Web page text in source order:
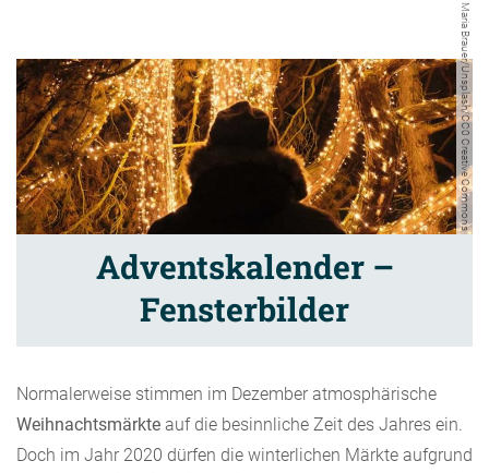
Maria Brauer/Unsplash/CC0 Creative Commons
Adventskalender –
Fensterbilder
Normalerweise stimmen im Dezember atmosphärische
Weihnachtsmärkte auf die besinnliche Zeit des Jahres ein.
Doch im Jahr 2020 dürfen die winterlichen Märkte aufgrund